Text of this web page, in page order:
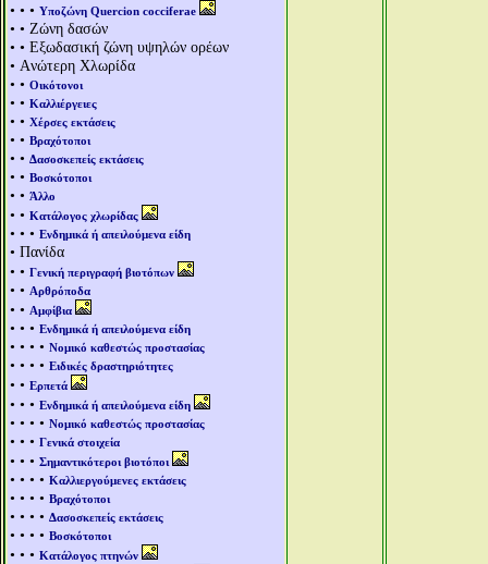
• • • Υποζώνη Quercion cocciferae
• • Ζώνη δασών
• • Εξωδασική ζώνη υψηλών ορέων
• Aνώτερη Χλωρίδα
• • Οικότονοι
• • Καλλιέργειες
• • Χέρσες εκτάσεις
• • Βραχότοποι
• • Δασοσκεπείς εκτάσεις
• • Βοσκότοποι
• • Άλλο
• • Κατάλογος χλωρίδας
• • • Ενδημικά ή απειλούμενα είδη
• Πανίδα
• • Γενική περιγραφή βιοτόπων
• • Αρθρόποδα
• • Αμφίβια
• • • Ενδημικά ή απειλούμενα είδη
• • • • Νομικό καθεστώς προστασίας
• • • • Ειδικές δραστηριότητες
• • Ερπετά
• • • Ενδημικά ή απειλούμενα είδη
• • • • Νομικό καθεστώς προστασίας
• • • Γενικά στοιχεία
• • • Σημαντικότεροι βιοτόποι
• • • • Καλλιεργούμενες εκτάσεις
• • • • Βραχότοποι
• • • • Δασοσκεπείς εκτάσεις
• • • • Βοσκότοποι
• • • Κατάλογος πτηνών